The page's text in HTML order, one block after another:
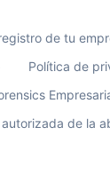
de tu
Política de
de la